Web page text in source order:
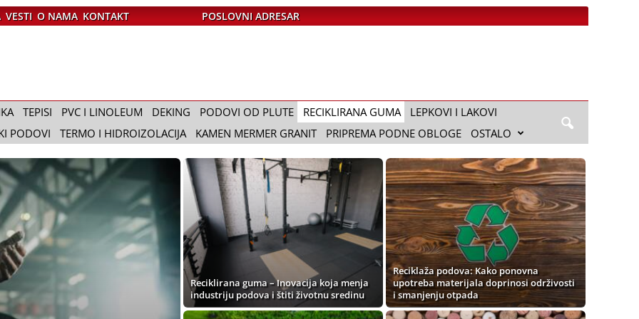
VESTI O NAMA KONTAKT POSLOVNI ADRESAR
TEPISI PVC I LINOLEUM DEKING PODOVI OD PLUTE RECIKLIRANA GUMA
LEPKOVI I LAKOVI
PODOVI TERMO I HIDROIZOLACIJA KAMEN MERMER GRANIT PRIPREMA PODNE OBLOGE OSTALO
Reciklirana guma – Inovacija koja menja
industriju podova i štiti životnu sredinu
Reciklaža podova: Kako ponovna
upotreba materijala doprinosi održivosti
i smanjenju otpada